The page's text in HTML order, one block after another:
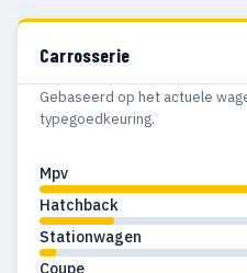
Carrosserie
Gebaseerd op het actuele
typegoedkeuring.
Mpv
Hatchback
Stationwagen
Coupe